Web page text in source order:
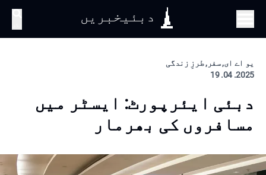
دبئیخبریں
یو اے ای, سفر, طرزِ زندگی
2025. 04. 19
دبئی ایئرپورٹ: ایسٹر میں
مسافروں کی بھرمار